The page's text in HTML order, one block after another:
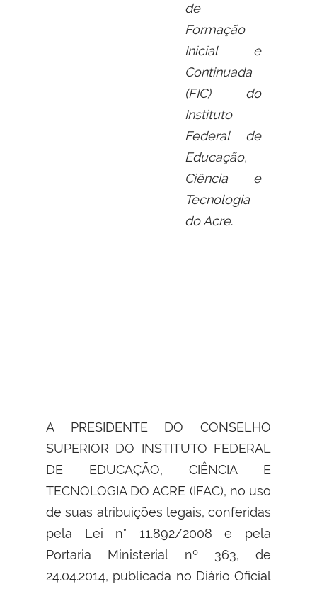
de
Formação
Inicial e
Continuada
(FIC) do
Instituto
Federal de
Educação,
Ciência e
Tecnologia
do Acre.
A PRESIDENTE DO CONSELHO
SUPERIOR DO INSTITUTO FEDERAL
DE EDUCAÇÃO, CIÊNCIA E
TECNOLOGIA DO ACRE (IFAC), no uso
de suas atribuições legais, conferidas
pela Lei n° 11.892/2008 e pela
Portaria Ministerial nº 363, de
24.04.2014, publicada no Diário Oficial